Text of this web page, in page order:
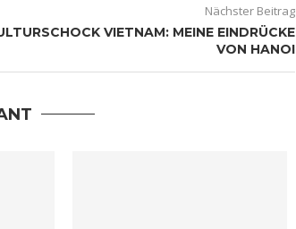
Nächster Beitrag
VIETNAM: MEINE EINDRÜCKE
VON HANOI